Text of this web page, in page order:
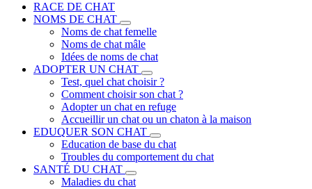
RACE DE CHAT
NOMS DE CHAT
Noms de chat femelle
Noms de chat mâle
Idées de noms de chat
ADOPTER UN CHAT
Test, quel chat choisir ?
Comment choisir son chat ?
Adopter un chat en refuge
Accueillir un chat ou un chaton à la maison
EDUQUER SON CHAT
Education de base du chat
Troubles du comportement du chat
SANTÉ DU CHAT
Maladies du chat